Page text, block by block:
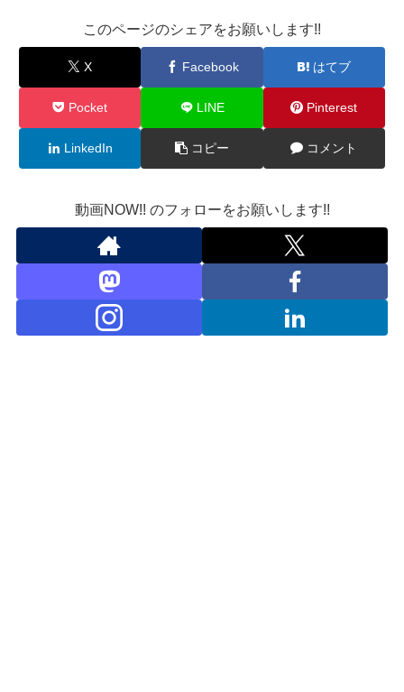
このページのシェアをお願いします!!
X Facebook はてブ
Pocket LINE Pinterest
LinkedIn コピー コメント
動画NOW!! のフォローをお願いします!!